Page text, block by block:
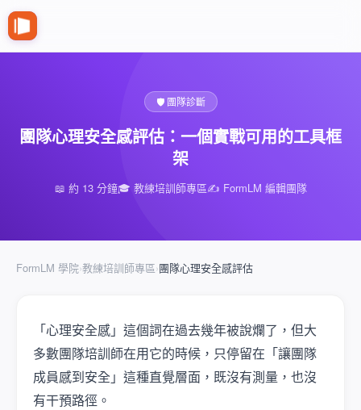
🛡️ 團隊診斷
團隊心理安全感評估：一個實戰可用的工具框
架
📖 約 13 分鐘🎓 教練培訓師專區✍️ FormLM 編輯團隊
FormLM 學院›教練培訓師專區›團隊心理安全感評估
「心理安全感」這個詞在過去幾年被說爛了，但大
多數團隊培訓師在用它的時候，只停留在「讓團隊
成員感到安全」這種直覺層面，既沒有測量，也沒
有干預路徑。